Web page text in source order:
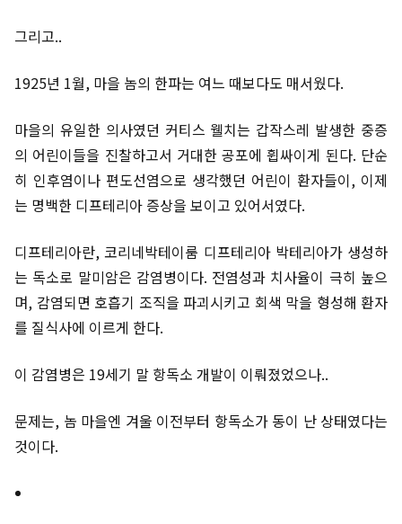
그리고..
1925년 1월, 마을 놈의 한파는 여느 때보다도 매서웠다.
마을의 유일한 의사였던 커티스 웰치는 갑작스레 발생한 중증
의 어린이들을 진찰하고서 거대한 공포에 휩싸이게 된다. 단순
히 인후염이나 편도선염으로 생각했던 어린이 환자들이, 이제
는 명백한 디프테리아 증상을 보이고 있어서였다.
디프테리아란, 코리네박테이룸 디프테리아 박테리아가 생성하
는 독소로 말미암은 감염병이다. 전염성과 치사율이 극히 높으
며, 감염되면 호흡기 조직을 파괴시키고 회색 막을 형성해 환자
를 질식사에 이르게 한다.
이 감염병은 19세기 말 항독소 개발이 이뤄졌었으나..
문제는, 놈 마을엔 겨울 이전부터 항독소가 동이 난 상태였다는
것이다.